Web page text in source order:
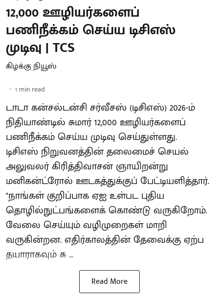
12,000 ஊழியர்களைப்
பணிநீக்கம் செய்ய டிசிஎஸ்
முடிவு | TCS
கிழக்கு நியூஸ்
1 min read
டாடா கன்சல்டன்சி சர்வீசஸ் (டிசிஎஸ்) 2026-ம்
நிதியாண்டில் சுமார் 12,000 ஊழியர்களைப்
பணிநீக்கம் செய்ய முடிவு செய்துள்ளது.
டிசிஎஸ் நிறுவனத்தின் தலைமைச் செயல்
அலுவலர் கிரித்திவாசன் ஞாயிறன்று
மனிகன்ட்ரோல் ஊடகத்துக்குப் பேட்டியளித்தார்.
"நாங்கள் குறிப்பாக ஏஐ உள்பட புதிய
தொழில்நுட்பங்களைக் கொண்டு வருகிறோம்.
வேலை செய்யும் வழிமுறைகள் மாறி
வருகின்றன. எதிர்காலத்தின் தேவைக்கு ஏற்ப
தயாராகவும் சு ...
Read More